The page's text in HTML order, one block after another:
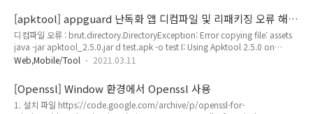
ssl pinning 우회 https://codeshare.frida.re/@akabe1/frida-multiple-
unpinning/ Frida CodeShare codeshare.frida.re
https://gist.github.com/1mm0rt41PC/4f37f3df5526..
[apktool] appguard 난독화 앱 디컴파일 및 리패키징 오류 해
결
디컴파일 오류 : brut.directory.DirectoryException: Error copying file: assets
java -jar apktool_2.5.0.jar d test.apk -o test I: Using Apktool 2.5.0 on
test.apk I: Loading resource table... I: Decoding AndroidManifest.xml with
C:\Users\home\AppData\Local\apktool\framework\1.apk I: Regular
manifest package... I: Decoding file-resources... I: Decoding val..
Web,Mobile/Tool 2021.03.11
[Openssl] Window 환경에서 Openssl 사용
1. 설치 파일 https://code.google.com/archive/p/openssl-for-